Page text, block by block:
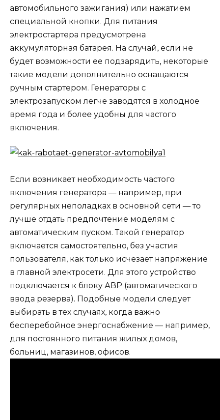
автомобильного зажигания) или нажатием
специальной кнопки. Для питания
электростартера предусмотрена
аккумуляторная батарея. На случай, если не
будет возможности ее подзарядить, некоторые
такие модели дополнительно оснащаются
ручным стартером. Генераторы с
электрозапуском легче заводятся в холодное
время года и более удобны для частого
включения.
Если возникает необходимость частого
включения генератора — например, при
регулярных неполадках в основной сети — то
лучше отдать предпочтение моделям с
автоматическим пуском. Такой генератор
включается самостоятельно, без участия
пользователя, как только исчезает напряжение
в главной электросети. Для этого устройство
подключается к блоку АВР (автоматического
ввода резерва). Подобные модели следует
выбирать в тех случаях, когда важно
бесперебойное энергоснабжение — например,
для постоянного питания жилых домов,
больниц, магазинов, офисов.